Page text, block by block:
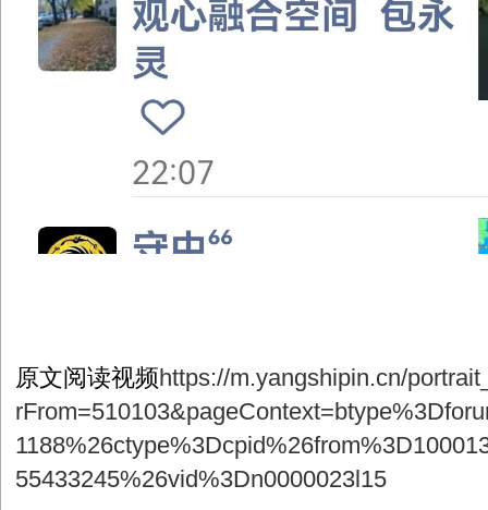
原文阅读视频https://m.yangshipin.cn/
55433245%26vid%3Dn0000023l15